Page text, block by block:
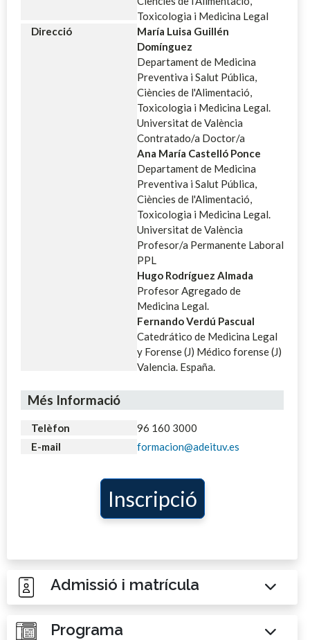
Toxicologia i Medicina Legal
Direcció
María Luisa Guillén
Domínguez
Departament de Medicina
Preventiva i Salut Pública,
Ciències de l'Alimentació,
Toxicologia i Medicina Legal.
Universitat de València
Contratado/a Doctor/a
Ana María Castelló Ponce
Departament de Medicina
Preventiva i Salut Pública,
Ciències de l'Alimentació,
Toxicologia i Medicina Legal.
Universitat de València
Profesor/a Permanente Laboral
PPL
Hugo Rodríguez Almada
Profesor Agregado de
Medicina Legal.
Fernando Verdú Pascual
Catedrático de Medicina Legal
y Forense (J) Médico forense (J)
Valencia. España.
Més Informació
Telèfon
96 160 3000
E-mail
formacion@adeituv.es
Inscripció
Admissió i matrícula
Programa